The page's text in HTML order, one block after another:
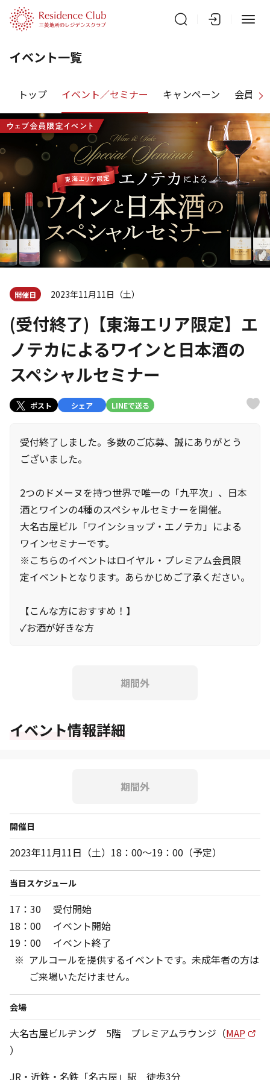
イベント一覧
トップ イベント／セミナー キャンペーン 会員特
開催日 2023年11月11日（土）
(受付終了)【東海エリア限定】エ
ノテカによるワインと日本酒の
スペシャルセミナー
ポスト シェア LINEで送る
受付終了しました。多数のご応募、誠にありがとう
ございました。
2つのドメーヌを持つ世界で唯一の「九平次」、日本
酒とワインの4種のスペシャルセミナーを開催。
大名古屋ビル「ワインショップ・エノテカ」による
ワインセミナーです。
※こちらのイベントはロイヤル・プレミアム会員限
定イベントとなります。あらかじめご了承ください。
【こんな方におすすめ！】
✓お酒が好きな方
期間外
イベント情報詳細
期間外
開催日
2023年11月11日（土）18：00～19：00（予定）
当日スケジュール
17：30 受付開始
18：00 イベント開始
19：00 イベント終了
アルコールを提供するイベントです。未成年者の方は
ご来場いただけません。
会場
大名古屋ビルヂング 5階 プレミアムラウンジ（MAP
）
JR・近鉄・名鉄「名古屋」駅 徒歩3分